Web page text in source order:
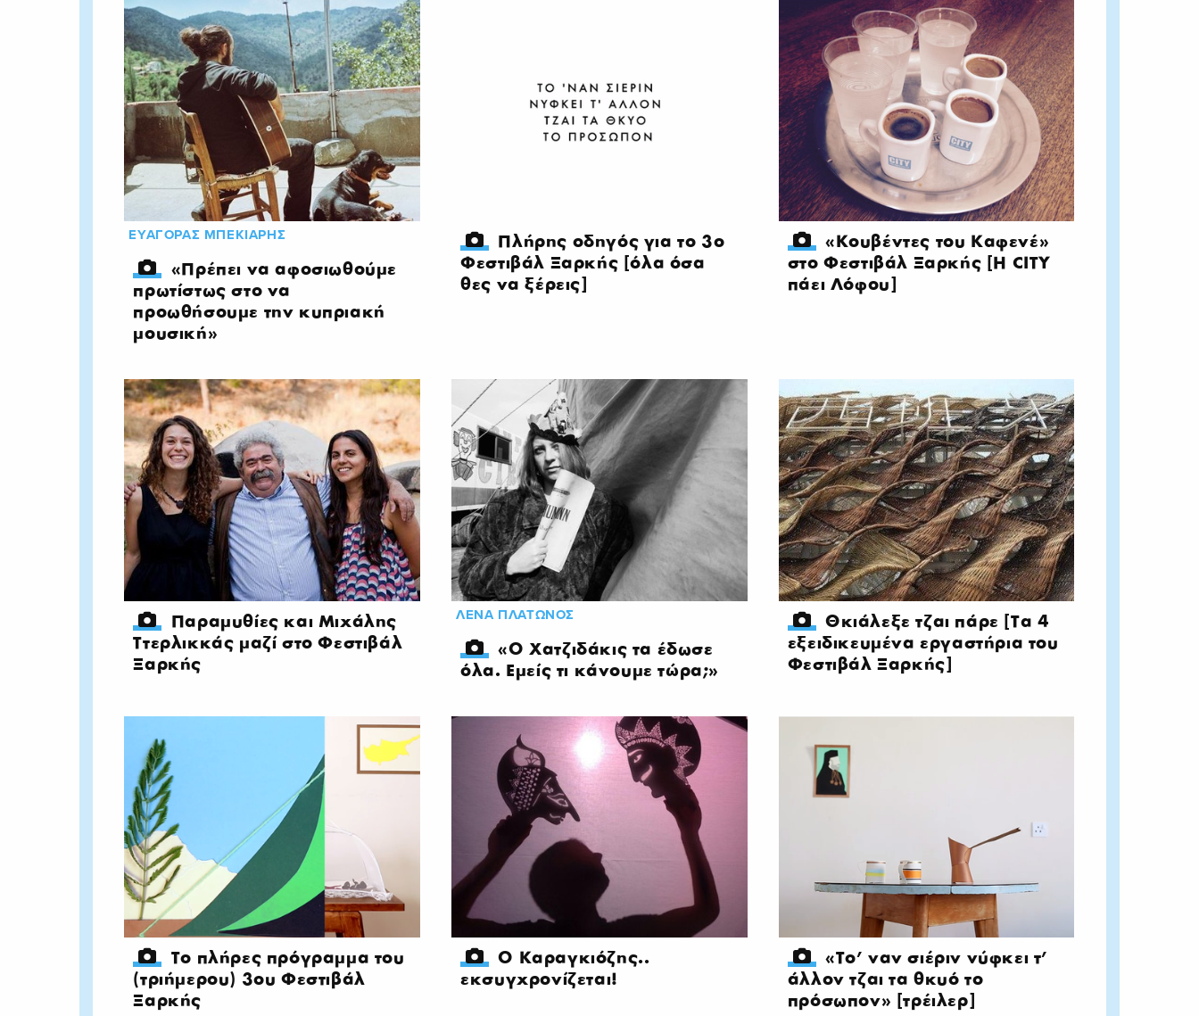
ΕΥΑΓΟΡΑΣ ΜΠΕΚΙΑΡΗΣ
«Πρέπει να αφοσιωθούμε
πρωτίστως στο να
προωθήσουμε την κυπριακή
μουσική»
Πλήρης οδηγός για το 3ο
Φεστιβάλ Ξαρκής [όλα όσα
θες να ξέρεις]
«Κουβέντες του Καφενέ»
στο Φεστιβάλ Ξαρκής [Η CITY
πάει Λόφου]
Παραμυθίες και Μιχάλης
Ττερλικκάς μαζί στο Φεστιβάλ
Ξαρκής
ΛΕΝΑ ΠΛΑΤΩΝΟΣ
«Ο Χατζιδάκις τα έδωσε
όλα. Εμείς τι κάνουμε τώρα;»
Θκιάλεξε τζαι πάρε [Τα 4
εξειδικευμένα εργαστήρια του
Φεστιβάλ Ξαρκής]
Το πλήρες πρόγραμμα του
(τριήμερου) 3oυ Φεστιβάλ
Ξαρκής
Ο Καραγκιόζης..
εκσυγχρονίζεται!
«Το' ναν σιέριν νύφκει τ’
άλλον τζαι τα θκυό το
πρόσωπον» [τρέιλερ]